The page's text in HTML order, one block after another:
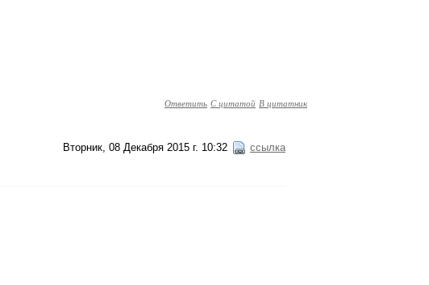
Ответить С цитатой В цитатник
Вторник, 08 Декабря 2015 г. 10:32 ссылка